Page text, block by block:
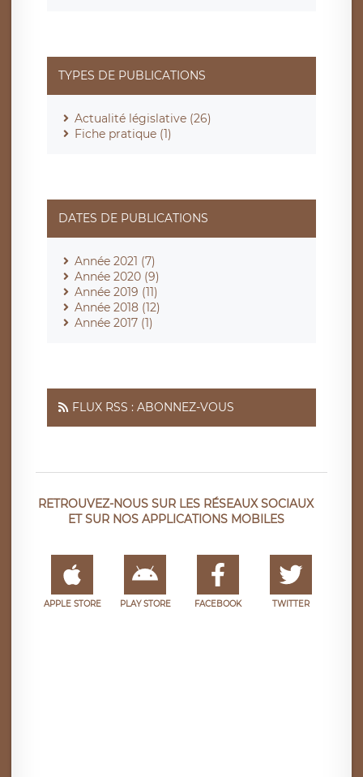
TYPES DE PUBLICATIONS
Actualité législative (26)
Fiche pratique (1)
DATES DE PUBLICATIONS
Année 2021 (7)
Année 2020 (9)
Année 2019 (11)
Année 2018 (12)
Année 2017 (1)
FLUX RSS : ABONNEZ-VOUS
RETROUVEZ-NOUS SUR LES RÉSEAUX SOCIAUX
ET SUR NOS APPLICATIONS MOBILES
APPLE STORE PLAY STORE FACEBOOK TWITTER